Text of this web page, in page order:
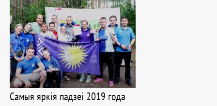
Самыя яркія падзеі 2019 года